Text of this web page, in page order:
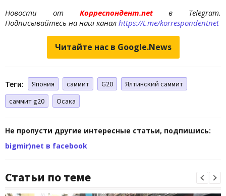
Новости отКорреспондент.netв Telegram.
Подписывайтесь на наш канал https://t.me/korrespondentnet
Читайте нас в Google.News
Теги: Япония саммит G20
Ялтинский саммит
саммит g20
Осака
Не пропусти другие интересные статьи, подпишись:
bigmir)net в facebook
Статьи по теме